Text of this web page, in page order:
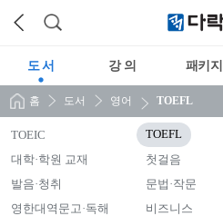
도 서 강 의 패키지
홈 도서 영어 TOEFL
TOEIC TOEFL
대학·학원 교재
첫걸음
발음·청취
문법·작문
영한대역문고·독해
비즈니스